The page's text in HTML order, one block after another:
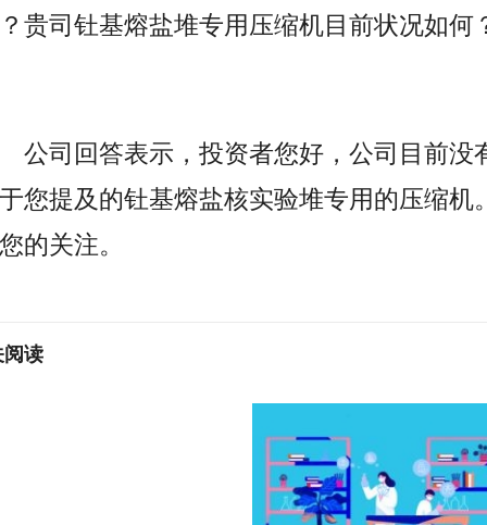
贵司钍基熔盐堆专用压缩机目前状况如何
公司回答表示，投资者您好，公司目前没
您提及的钍基熔盐核实验堆专用的压缩机
的关注。
阅读